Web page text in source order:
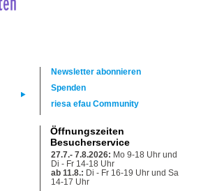
Newsletter abonnieren
Spenden
riesa efau Community
Öffnungszeiten
Besucherservice
27.7.- 7.8.2026: Mo 9-18 Uhr und
Di - Fr 14-18 Uhr
ab 11.8.: Di - Fr 16-19 Uhr und Sa
14-17 Uhr